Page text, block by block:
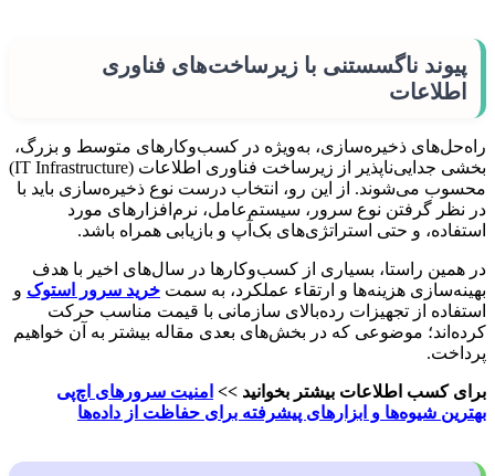
پیوند ناگسستنی با زیرساخت‌های فناوری
اطلاعات
راه‌حل‌های ذخیره‌سازی، به‌ویژه در کسب‌وکارهای متوسط و بزرگ،
بخشی جدایی‌ناپذیر از زیرساخت فناوری اطلاعات (IT Infrastructure)
محسوب می‌شوند. از این رو، انتخاب درست نوع ذخیره‌سازی باید با
در نظر گرفتن نوع سرور، سیستم‌عامل، نرم‌افزارهای مورد
استفاده، و حتی استراتژی‌های بک‌آپ و بازیابی همراه باشد.
در همین راستا، بسیاری از کسب‌وکارها در سال‌های اخیر با هدف
بهینه‌سازی هزینه‌ها و ارتقاء عملکرد، به سمت خرید سرور استوک و
استفاده از تجهیزات رده‌بالای سازمانی با قیمت مناسب حرکت
کرده‌اند؛ موضوعی که در بخش‌های بعدی مقاله بیشتر به آن خواهیم
پرداخت.
برای کسب اطلاعات بیشتر بخوانید >> امنیت سرورهای اچ‌پی
بهترین شیوه‌ها و ابزارهای پیشرفته برای حفاظت از داده‌ها